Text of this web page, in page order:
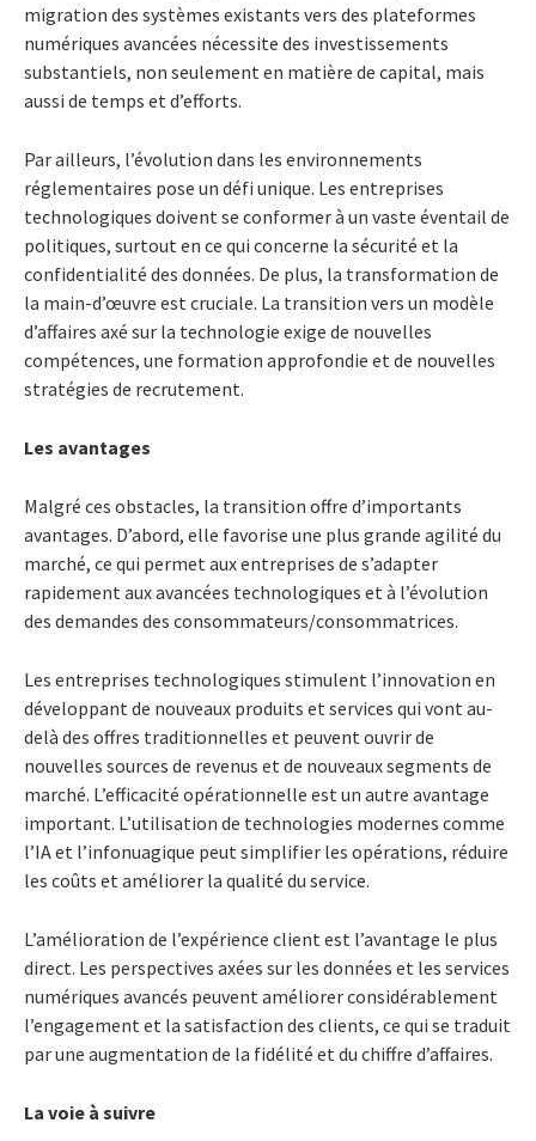
migration des systèmes existants vers des plateformes
numériques avancées nécessite des investissements
substantiels, non seulement en matière de capital, mais
aussi de temps et d’efforts.
Par ailleurs, l’évolution dans les environnements
réglementaires pose un défi unique. Les entreprises
technologiques doivent se conformer à un vaste éventail de
politiques, surtout en ce qui concerne la sécurité et la
confidentialité des données. De plus, la transformation de
la main-d’œuvre est cruciale. La transition vers un modèle
d’affaires axé sur la technologie exige de nouvelles
compétences, une formation approfondie et de nouvelles
stratégies de recrutement.
Les avantages
Malgré ces obstacles, la transition offre d’importants
avantages. D’abord, elle favorise une plus grande agilité du
marché, ce qui permet aux entreprises de s’adapter
rapidement aux avancées technologiques et à l’évolution
des demandes des consommateurs/consommatrices.
Les entreprises technologiques stimulent l’innovation en
développant de nouveaux produits et services qui vont au-
delà des offres traditionnelles et peuvent ouvrir de
nouvelles sources de revenus et de nouveaux segments de
marché. L’efficacité opérationnelle est un autre avantage
important. L’utilisation de technologies modernes comme
l’IA et l’infonuagique peut simplifier les opérations, réduire
les coûts et améliorer la qualité du service.
L’amélioration de l’expérience client est l’avantage le plus
direct. Les perspectives axées sur les données et les services
numériques avancés peuvent améliorer considérablement
l’engagement et la satisfaction des clients, ce qui se traduit
par une augmentation de la fidélité et du chiffre d’affaires.
La voie à suivre